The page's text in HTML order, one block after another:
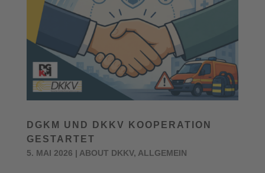
DGKM UND DKKV KOOPERATION
GESTARTET
5. MAI 2026 | ABOUT DKKV, ALLGEMEIN